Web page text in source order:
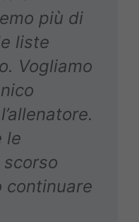
più di
liste
Vogliamo
le
continuare